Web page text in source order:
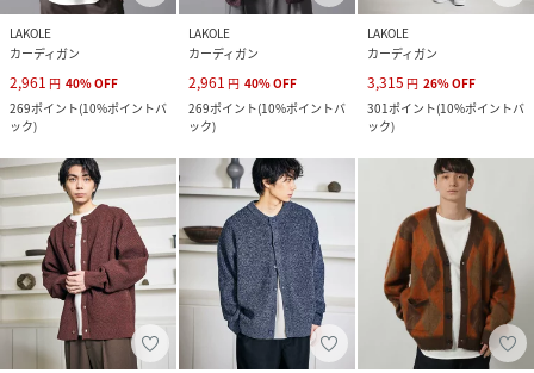
LAKOLE
カーディガン
2,961 円 40%OFF
269ポイント(10%ポイントバ
ック)
LAKOLE
カーディガン
2,961 円 40%OFF
269ポイント(10%ポイントバ
ック)
LAKOLE
カーディガン
3,315 円 26%OFF
301ポイント(10%ポイントバ
ック)